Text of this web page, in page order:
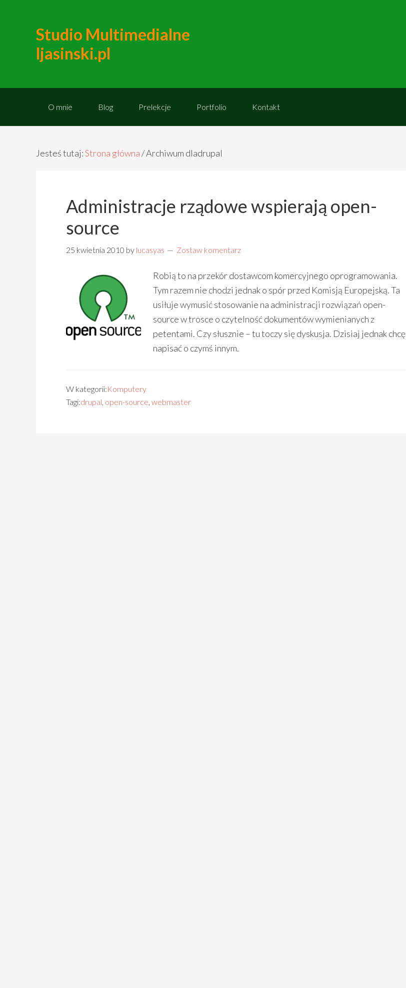
Studio Multimedialne
ljasinski.pl
O mnie Blog Prelekcje Portfolio Kontakt
Jesteś tutaj:Strona główna/Archiwum dladrupal
Administracje rządowe wspierają open-
source
25 kwietnia 2010 by lucasyas Zostaw komentarz
Robią to na przekór dostawcom komercyjnego oprogramowania.
Tym razem nie chodzi jednak o spór przed Komisją Europejską. Ta
usiłuje wymusić stosowanie na administracji rozwiązań open-
source w trosce o czytelność dokumentów wymienianych z
petentami. Czy słusznie – tu toczy się dyskusja. Dzisiaj jednak chcę
napisać o czymś innym.
W kategorii:Komputery
Tagi:drupal, open-source, webmaster